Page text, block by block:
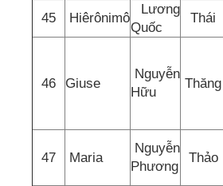
45 Hiêrônimô
Lương
Quốc
Thái
46 Giuse
Nguyễn
Hữu
Thăng
47 Maria
Nguyễn
Phương
Thảo